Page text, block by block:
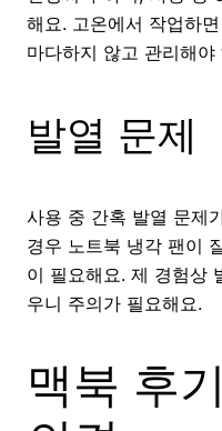
해요. 고온에서 작업하
마다하지 않고 관리해야
발열 문제
사용 중 간혹 발열 문제
경우 노트북 냉각 팬이
이 필요해요. 제 경험상
우니 주의가 필요해요.
맥북 후